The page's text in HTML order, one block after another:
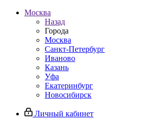
Москва
Назад
Города
Москва
Санкт-Петербург
Иваново
Казань
Уфа
Екатеринбург
Новосибирск
Личный кабинет